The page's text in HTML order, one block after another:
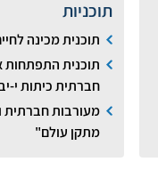
תוכניות
תוכנית מכינה
תוכנית התפתחות
חברתית כיתות י-
מעורבות חברתית
מתקן עולם"